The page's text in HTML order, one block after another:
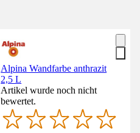
Alpina Wandfarbe anthrazit
2,5 L
Artikel wurde noch nicht
bewertet.